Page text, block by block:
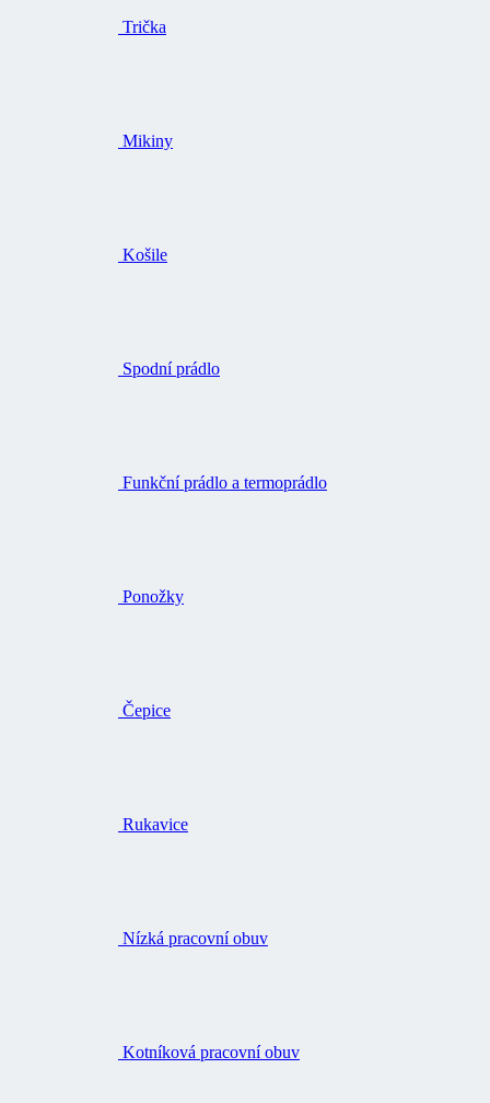
Trička
Mikiny
Košile
Spodní prádlo
Funkční prádlo a termoprádlo
Ponožky
Čepice
Rukavice
Nízká pracovní obuv
Kotníková pracovní obuv